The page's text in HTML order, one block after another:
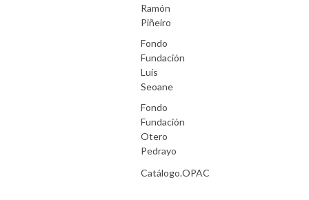
Ramón
Piñeiro
Fondo
Fundación
Luís
Seoane
Fondo
Fundación
Otero
Pedrayo
Catálogo.OPAC